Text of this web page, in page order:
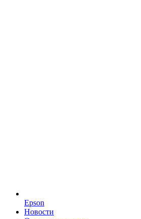
Epson
Новости